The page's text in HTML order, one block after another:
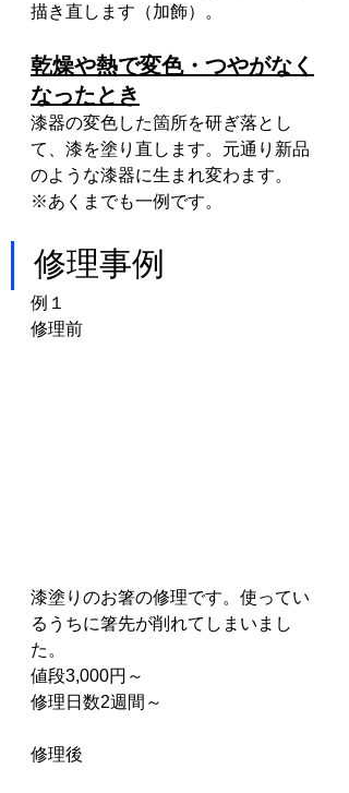
描き直します（加飾）。
乾燥や熱で変色・つやがなく
なったとき
漆器の変色した箇所を研ぎ落とし
て、漆を塗り直します。元通り新品
のような漆器に生まれ変わます。
※あくまでも一例です。
修理事例
例１
修理前
漆塗りのお箸の修理です。使ってい
るうちに箸先が削れてしまいまし
た。
値段3,000円～
修理日数2週間～
修理後